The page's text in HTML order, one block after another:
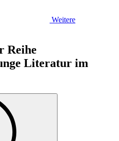
Weitere
Reihe
Literatur im